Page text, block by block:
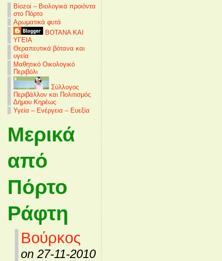
Biozoi – Βιολογικά προιόντα
στο Πόρτο
Αρωματικά φυτά
ΒΟΤΑΝΑ ΚΑΙ
ΥΓΕΙΑ
Θεραπευτικά βότανα και
υγεία
Μαθητικό Οικολογικό
Περιβόλι
Σύλλογος
Περιβάλλον και Πολιτισμός
Δήμου Κηρέως
Υγεία – Ενέργεια – Ευεξία
Μερικά
από
Πόρτο
Ράφτη
Βούρκος
on 27-11-2010